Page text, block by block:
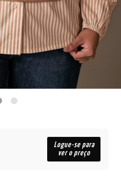
Logue-se para
ver o preço